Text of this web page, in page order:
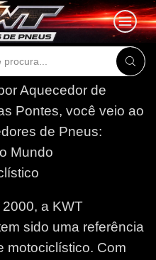
Search
Aquecedor de
Pontes, você veio ao
de Pneus:
Mundo
a KWT
sido uma referência
motociclístico. Com